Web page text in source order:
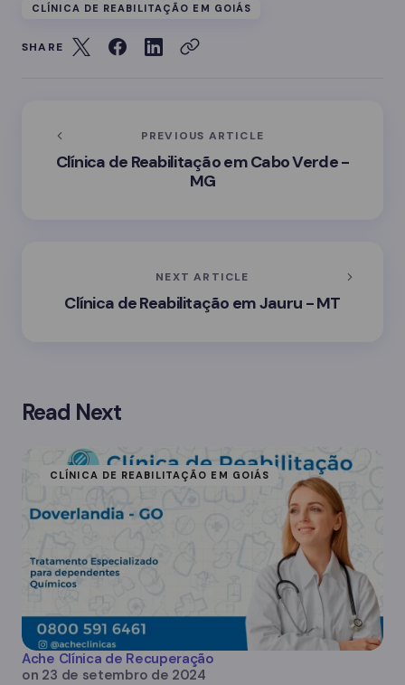
CLÍNICA DE REABILITAÇÃO EM GOIÁS
SHARE
PREVIOUS ARTICLE
Clínica de Reabilitação em Cabo Verde -
MG
NEXT ARTICLE
Clínica de Reabilitação em Jauru - MT
Read Next
CLÍNICA DE REABILITAÇÃO EM GOIÁS
Ache Clínica de Recuperação
on 23 de setembro de 2024